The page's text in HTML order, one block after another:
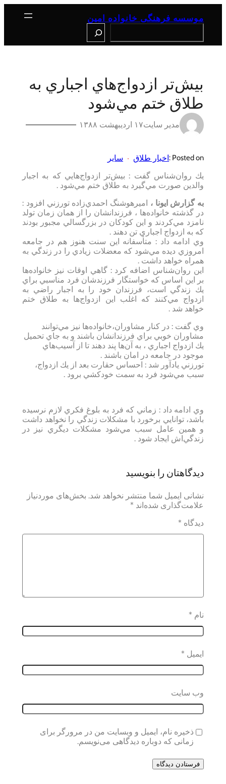
موسسه فرهنگی خانواده امین
بيش‌تر ازدواج‌‌هاي اجباري به
طلاق ختم مي‌شود
مدیر سایت۱۷ اردیبهشت ۱۳۸۸
Posted on : اخبار طلاق
سایر
يك روان‌شناس گفت : بيش‌تر ازدواج‌هايي كه به اجبار
والدين صورت مي‌گيرد به طلاق ختم مي‌شود .
به گزارش ایونا ، اميرهوشنگ احمدي‌زاده تورزني افزود :
در گذشته خانواده‌ها ، فرزندانشان را از همان زمان تولد
نامزد مي‌كردند و اين كودكان در بزرگسالي مجبور بودند
كه به ازدواج‌ اجباري تن دهند .
وي ادامه داد : متأسفانه اين سنت هنوز هم در جامعه
امروزي ديده مي‌شود كه معضلات زيادي را در زندگي به
همراه خواهد داشت .
اين روان‌شناس اضافه كرد : گاهي اوقات نيز خانواده‌ها
بر اين اساس كه خواستگار فرزندشان فرد مناسبي براي
يك زندگي است، فرزندان خود را به اجبار راضي به
ازدواج مي‌كنند كه اغلب اين ازدواج‌ها به طلاق ختم
خواهد شد .
وي گفت : در كنار مشاوران،خانواده‌ها نيز مي‌توانند
مشاوران خوبي براي فرزندانشان باشند و به جاي تحميل
يك ازدواج اجباري ، به آن‌ها پند دهند تا از آسيب‌هاي
موجود در جامعه در امان باشند .
تورزني يادآور شد : احساس حقارت بعد از يك ازدواج،
سبب مي‌شود فرد به سمت خودكشي برود .
وي ادامه داد : زماني كه فرد به بلوغ فكري لازم نرسيده
باشد، توانايي برخورد با مشكلات زندگي را نخواهد داشت
و همين عامل سبب مي‌شود مشكلات ديگري نيز در
زندگي‌اش ايجاد شود .
دیدگاهتان را بنویسید
نشانی ایمیل شما منتشر نخواهد شد. بخش‌های موردنیاز
علامت‌گذاری شده‌اند *
دیدگاه *
نام *
ایمیل *
وب‌ سایت
ذخیره نام، ایمیل و وبسایت من در مرورگر برای
زمانی که دوباره دیدگاهی می‌نویسم.